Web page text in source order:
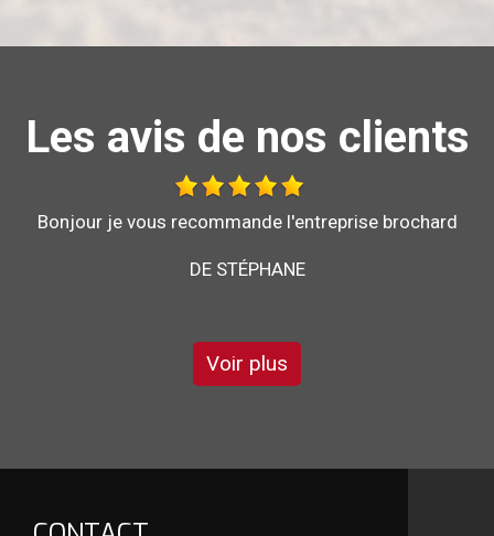
Les avis de nos clients
Bonjour je vous recommande l'entreprise brochard
Voir plus